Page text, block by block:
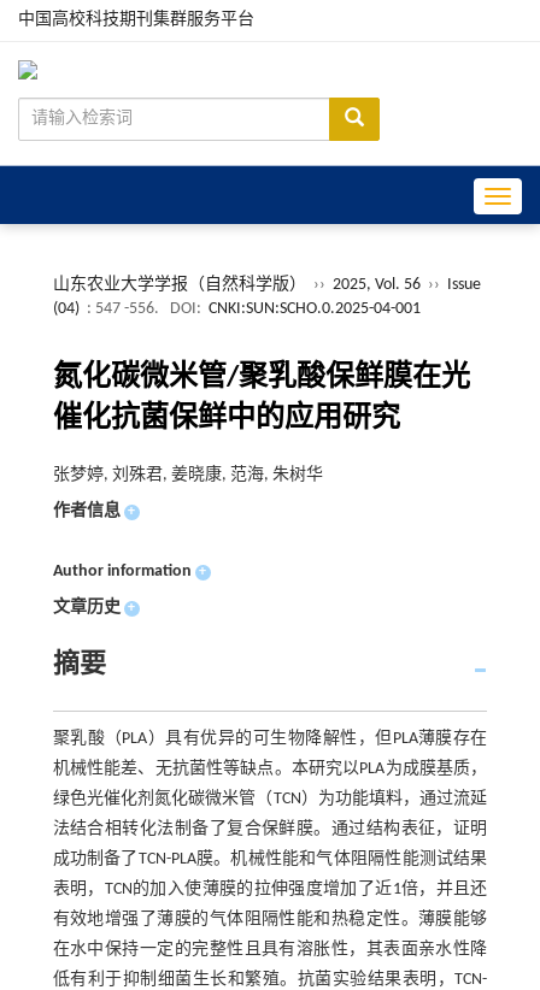
中国高校科技期刊集群服务平台
山东农业大学学报（自然科学版） ›› 2025, Vol. 56 ›› Issue
(04) : 547 -556. DOI: CNKI:SUN:SCHO.0.2025-04-001
氮化碳微米管/聚乳酸保鲜膜在光
催化抗菌保鲜中的应用研究
张梦婷, 刘殊君, 姜晓康, 范海, 朱树华
作者信息 +
Author information +
文章历史 +
摘要
聚乳酸（PLA）具有优异的可生物降解性，但PLA薄膜存在
机械性能差、无抗菌性等缺点。本研究以PLA为成膜基质，
绿色光催化剂氮化碳微米管（TCN）为功能填料，通过流延
法结合相转化法制备了复合保鲜膜。通过结构表征，证明
成功制备了TCN-PLA膜。机械性能和气体阻隔性能测试结果
表明，TCN的加入使薄膜的拉伸强度增加了近1倍，并且还
有效地增强了薄膜的气体阻隔性能和热稳定性。薄膜能够
在水中保持一定的完整性且具有溶胀性，其表面亲水性降
低有利于抑制细菌生长和繁殖。抗菌实验结果表明，TCN-